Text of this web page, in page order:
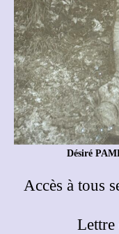
Désiré
Accès à tous